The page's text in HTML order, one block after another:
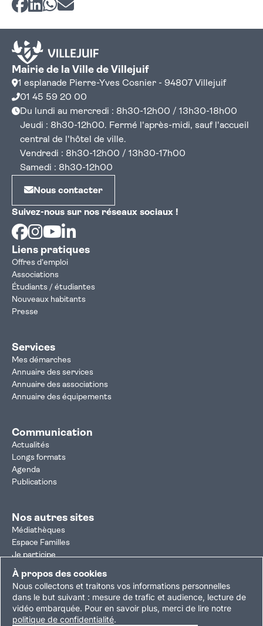
À propos des cookies
Nous collectons et traitons vos informations personnelles
dans le but suivant : mesure de trafic et audience, lecture de
vidéo embarquée. Pour en savoir plus, merci de lire notre
politique de confidentialité.
Mairie de la Ville de Villejuif
1 esplanade Pierre-Yves Cosnier - 94807 Villejuif
01 45 59 20 00
Du lundi au mercredi : 8h30-12h00 / 13h30-18h00
Jeudi : 8h30-12h00. Fermé l'après-midi, sauf l'accueil
central de l'hôtel de ville.
Vendredi : 8h30-12h00 / 13h30-17h00
Samedi : 8h30-12h00
Nous contacter
Suivez-nous sur nos réseaux sociaux !
Facebook
Instagram
Youtube
Liens pratiques
Offres d'emploi
Associations
Étudiants / étudiantes
Nouveaux habitants
Presse
Services
Mes démarches
Annuaire des services
Annuaire des associations
Annuaire des équipements
Communication
Actualités
Longs formats
Agenda
Publications
Nos autres sites
Médiathèques
Espace Familles
Je participe
Autorisation d'urbanisme
Résultats électoraux
Plan du site Nous contacterMentions légales
Politique de confidentialitéAccessibilité : partiellement conforme